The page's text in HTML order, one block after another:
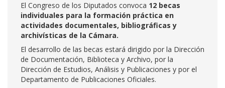
El Congreso de los Diputados convoca 12 becas
individuales para la formación práctica en
actividades documentales, bibliográficas y
archivísticas de la Cámara.
El desarrollo de las becas estará dirigido por la Dirección
de Documentación, Biblioteca y Archivo, por la
Dirección de Estudios, Análisis y Publicaciones y por el
Departamento de Publicaciones Oficiales.